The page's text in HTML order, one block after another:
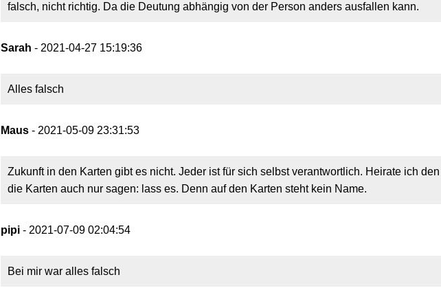
falsch, nicht richtig. Da die Deutung abhängig von der Person anders ausfallen kann.
Sarah - 2021-04-27 15:19:36
Alles falsch
Maus - 2021-05-09 23:31:53
Zukunft in den Karten gibt es nicht. Jeder ist für sich selbst verantwortlich. Heirate ich
die Karten auch nur sagen: lass es. Denn auf den Karten steht kein Name.
pipi - 2021-07-09 02:04:54
Bei mir war alles falsch